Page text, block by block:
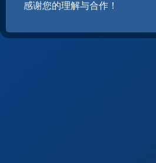
感谢您的理解与合作！